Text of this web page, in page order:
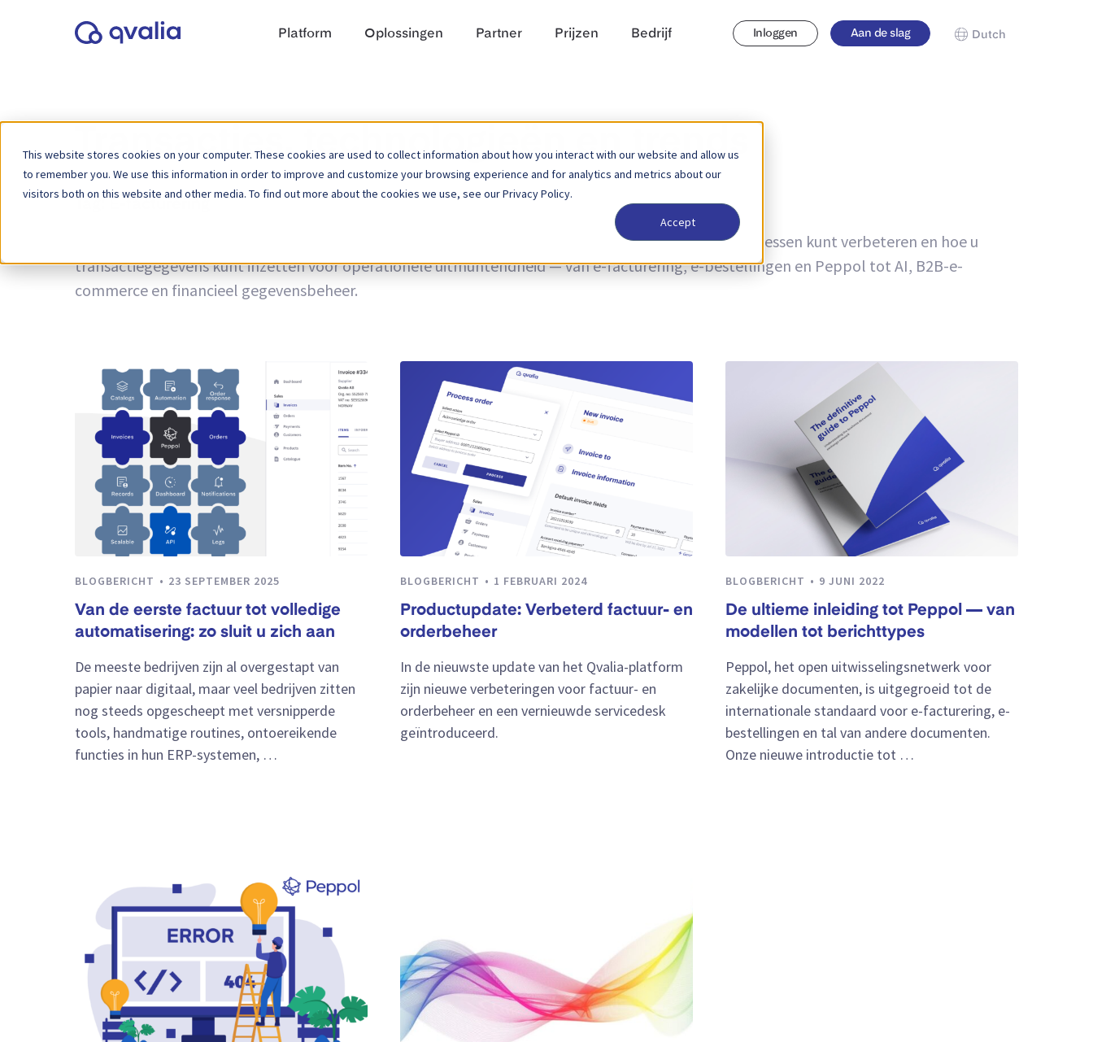
This website stores cookies on your computer. These cookies are used to collect information about how you interact with our website and allow us
to remember you. We use this information in order to improve and customize your browsing experience and for analytics and metrics about our
visitors both on this website and other media. To find out more about the cookies we use, see our Privacy Policy.
Accept
Platform Oplossingen Partner Prijzen Bedrijf Inloggen Aan de slag Dutch
Transacties, technologieën en trends
Inzichten in transacties, technologieën en trends, en nieuws over productupdates. Ontdek hoe u processen kunt verbeteren en hoe u
transactiegegevens kunt inzetten voor operationele uitmuntendheid — van e-facturering, e-bestellingen en Peppol tot AI, B2B-e-
commerce en financieel gegevensbeheer.
BLOGBERICHT 23 SEPTEMBER 2025
Van de eerste factuur tot volledige
automatisering: zo sluit u zich aan
De meeste bedrijven zijn al overgestapt van
papier naar digitaal, maar veel bedrijven zitten
nog steeds opgescheept met versnipperde
tools, handmatige routines, ontoereikende
functies in hun ERP-systemen, …
BLOGBERICHT 1 FEBRUARI 2024
Productupdate: Verbeterd factuur- en
orderbeheer
In de nieuwste update van het Qvalia-platform
zijn nieuwe verbeteringen voor factuur- en
orderbeheer en een vernieuwde servicedesk
geïntroduceerd.
BLOGBERICHT 9 JUNI 2022
De ultieme inleiding tot Peppol — van
modellen tot berichttypes
Peppol, het open uitwisselingsnetwerk voor
zakelijke documenten, is uitgegroeid tot de
internationale standaard voor e-facturering, e-
bestellingen en tal van andere documenten.
Onze nieuwe introductie tot …